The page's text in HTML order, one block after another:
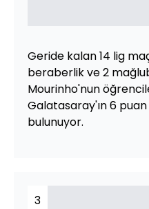
Geride kalan 14 lig
beraberlik ve 2
Mourinho'nun
Galatasaray'ın 6
bulunuyor.
3